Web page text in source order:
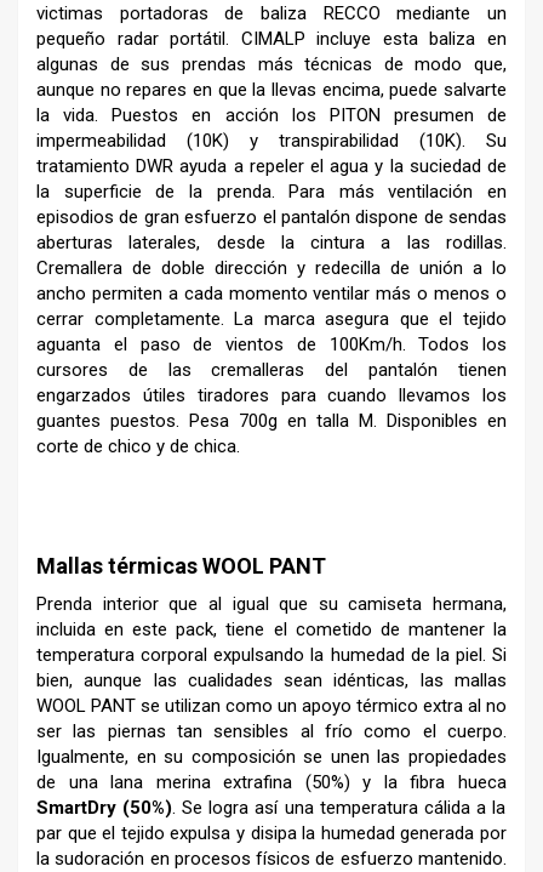
victimas portadoras de baliza RECCO mediante un
pequeño radar portátil. CIMALP incluye esta baliza en
algunas de sus prendas más técnicas de modo que,
aunque no repares en que la llevas encima, puede salvarte
la vida. Puestos en acción los PITON presumen de
impermeabilidad (10K) y transpirabilidad (10K). Su
tratamiento DWR ayuda a repeler el agua y la suciedad de
la superficie de la prenda. Para más ventilación en
episodios de gran esfuerzo el pantalón dispone de sendas
aberturas laterales, desde la cintura a las rodillas.
Cremallera de doble dirección y redecilla de unión a lo
ancho permiten a cada momento ventilar más o menos o
cerrar completamente. La marca asegura que el tejido
aguanta el paso de vientos de 100Km/h. Todos los
cursores de las cremalleras del pantalón tienen
engarzados útiles tiradores para cuando llevamos los
guantes puestos. Pesa 700g en talla M. Disponibles en
corte de chico y de chica.
Mallas térmicas WOOL PANT
Prenda interior que al igual que su camiseta hermana,
incluida en este pack, tiene el cometido de mantener la
temperatura corporal expulsando la humedad de la piel. Si
bien, aunque las cualidades sean idénticas, las mallas
WOOL PANT se utilizan como un apoyo térmico extra al no
ser las piernas tan sensibles al frío como el cuerpo.
Igualmente, en su composición se unen las propiedades
de una lana merina extrafina (50%) y la fibra hueca
SmartDry (50%). Se logra así una temperatura cálida a la
par que el tejido expulsa y disipa la humedad generada por
la sudoración en procesos físicos de esfuerzo mantenido.